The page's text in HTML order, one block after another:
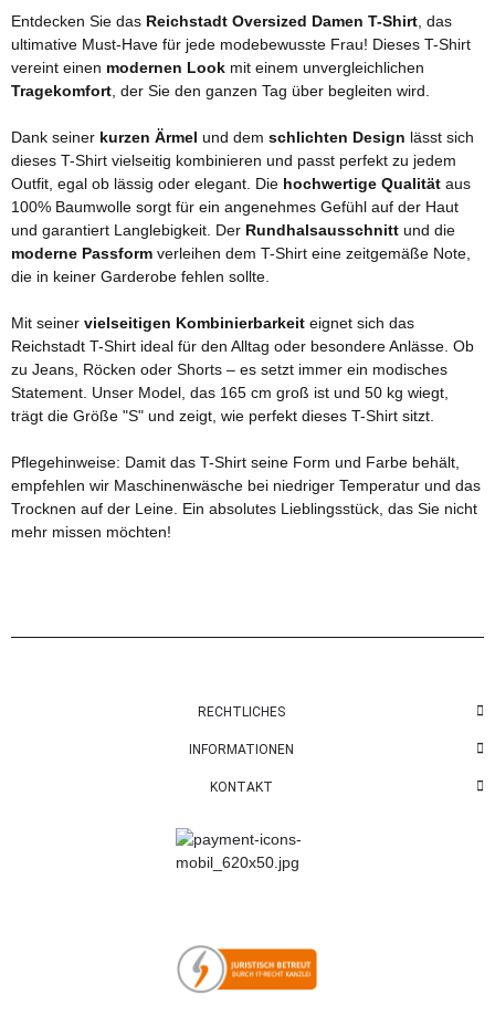
Entdecken Sie das Reichstadt Oversized Damen T-Shirt, das
ultimative Must-Have für jede modebewusste Frau! Dieses T-Shirt
vereint einen modernen Look mit einem unvergleichlichen
Tragekomfort, der Sie den ganzen Tag über begleiten wird.
Dank seiner kurzen Ärmel und dem schlichten Design lässt sich
dieses T-Shirt vielseitig kombinieren und passt perfekt zu jedem
Outfit, egal ob lässig oder elegant. Die hochwertige Qualität aus
100% Baumwolle sorgt für ein angenehmes Gefühl auf der Haut
und garantiert Langlebigkeit. Der Rundhalsausschnitt und die
moderne Passform verleihen dem T-Shirt eine zeitgemäße Note,
die in keiner Garderobe fehlen sollte.
Mit seiner vielseitigen Kombinierbarkeit eignet sich das
Reichstadt T-Shirt ideal für den Alltag oder besondere Anlässe. Ob
zu Jeans, Röcken oder Shorts – es setzt immer ein modisches
Statement. Unser Model, das 165 cm groß ist und 50 kg wiegt,
trägt die Größe "S" und zeigt, wie perfekt dieses T-Shirt sitzt.
Pflegehinweise: Damit das T-Shirt seine Form und Farbe behält,
empfehlen wir Maschinenwäsche bei niedriger Temperatur und das
Trocknen auf der Leine. Ein absolutes Lieblingsstück, das Sie nicht
mehr missen möchten!
RECHTLICHES
INFORMATIONEN
KONTAKT